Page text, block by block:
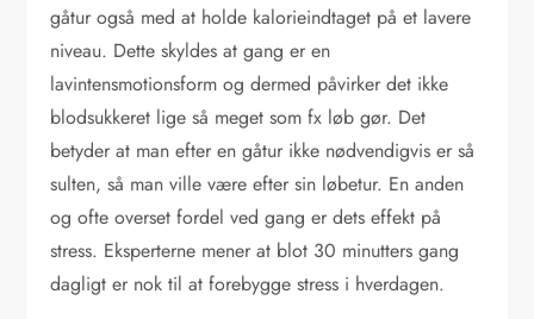
gåtur også med at holde kalorieindtaget på et lavere
niveau. Dette skyldes at gang er en
lavintensmotionsform og dermed påvirker det ikke
blodsukkeret lige så meget som fx løb gør. Det
betyder at man efter en gåtur ikke nødvendigvis er så
sulten, så man ville være efter sin løbetur. En anden
og ofte overset fordel ved gang er dets effekt på
stress. Eksperterne mener at blot 30 minutters gang
dagligt er nok til at forebygge stress i hverdagen.